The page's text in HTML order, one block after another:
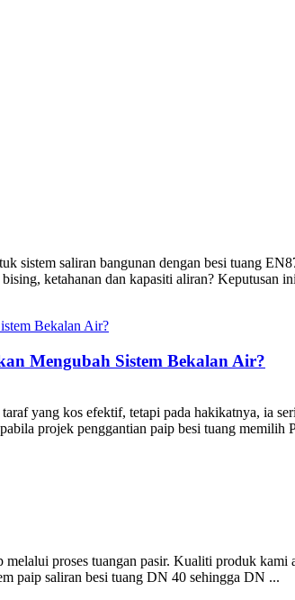
sistem saliran bangunan dengan besi tuang
ketahanan dan kapasiti aliran? Keputusan
Mengubah Sistem Bekalan Air?
yang kos efektif, tetapi pada hakikatnya, ia
projek penggantian paip besi tuang memilih
proses tuangan pasir. Kualiti produk kami
paip saliran besi tuang DN 40 sehingga DN ...